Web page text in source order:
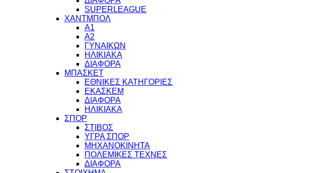
SUPERLEAGUE
ΧΑΝΤΜΠΟΛ
Α1
Α2
ΓΥΝΑΙΚΩΝ
ΗΛΙΚΙΑΚΑ
ΔΙΑΦΟΡΑ
ΜΠΑΣΚΕΤ
ΕΘΝΙΚΕΣ ΚΑΤΗΓΟΡΙΕΣ
ΕΚΑΣΚΕΜ
ΔΙΑΦΟΡΑ
ΗΛΙΚΙΑΚΑ
ΣΠΟΡ
ΣΤΙΒΟΣ
ΥΓΡΑ ΣΠΟΡ
ΜΗΧΑΝΟΚΙΝΗΤΑ
ΠΟΛΕΜΙΚΕΣ ΤΕΧΝΕΣ
ΔΙΑΦΟΡΑ